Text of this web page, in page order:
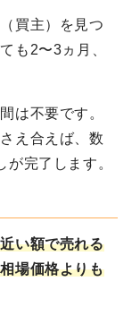
買主）を見つ
も2〜3ヵ月、
は不要です。
え合えば、数
完了します。
い額で売れる
場価格よりも